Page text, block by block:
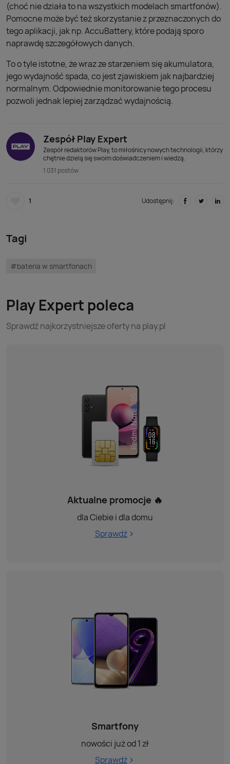
(choć nie działa to na wszystkich modelach smartfonów).
Pomocne może być też skorzystanie z przeznaczonych do
tego aplikacji, jak np. AccuBattery, które podają sporo
naprawdę szczegółowych danych.
To o tyle istotne, że wraz ze starzeniem się akumulatora,
jego wydajność spada, co jest zjawiskiem jak najbardziej
normalnym. Odpowiednie monitorowanie tego procesu
pozwoli jednak lepiej zarządzać wydajnością.
Zespół Play Expert
Zespół redaktorów Play, to miłośnicy nowych technologii, którzy
chętnie dzielą się swoim doświadczeniem i wiedzą.
1 031 postów
1 Udostępnij:
Tagi
#bateria w smartfonach
Play Expert poleca
Sprawdź najkorzystniejsze oferty na play.pl
Aktualne promocje 🔥
dla Ciebie i dla domu
Sprawdź
Smartfony
nowości już od 1 zł
Sprawdź